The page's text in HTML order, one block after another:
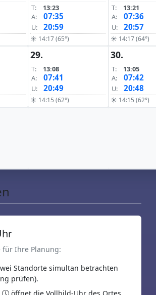
T:
13:23
A:
07:35
U: 20:59
☀ 14:17 (65°)
T:
13:21
A:
07:36
U: 20:57
☀ 14:17 (64°)
29.
T:
13:08
A:
07:41
U: 20:49
☀ 14:15 (62°)
30.
T:
13:05
A:
07:42
U: 20:48
☀ 14:15 (62°)
für Ihre Planung:
Standorte simultan betrachten
prüfen).